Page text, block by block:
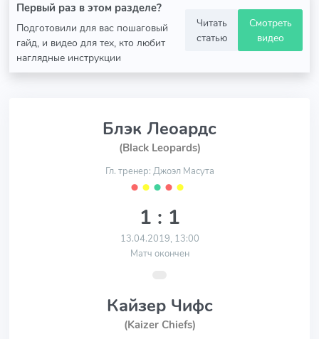
Первый раз в этом разделе?
Подготовили для вас пошаговый
гайд, и видео для тех, кто любит
наглядные инструкции
Читать
статью
Смотреть
видео
Блэк Леоардс
(Black Leopards)
Гл. тренер: Джоэл Масута
⬤ ⬤ ⬤ ⬤ ⬤
1 : 1
13.04.2019, 13:00
Матч окончен
Кайзер Чифс
(Kaizer Chiefs)